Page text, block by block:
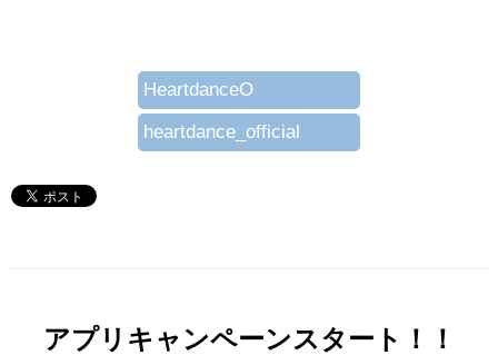
HeartdanceO
heartdance_official
アプリキャンペーンスタート！！